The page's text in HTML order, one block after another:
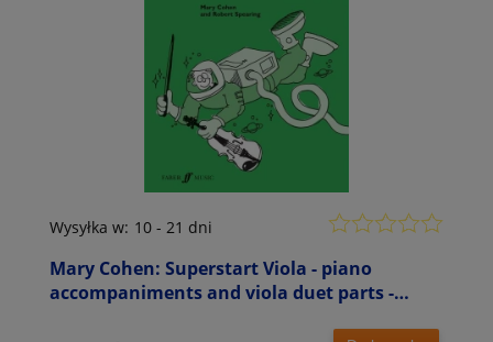
Mary Cohen: Superstart Viola - piano
accompaniments and viola duet parts -
Wysyłka w: 10 - 21 dni